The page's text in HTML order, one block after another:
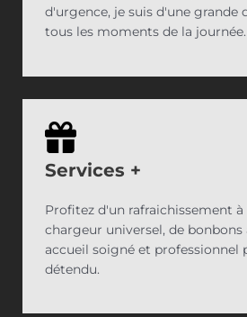
d'urgence, je suis d'une grande
tous les moments de la journée.
Services +
Profitez d'un rafraichissement
chargeur universel, de bonbons
accueil soigné et professionnel
détendu.